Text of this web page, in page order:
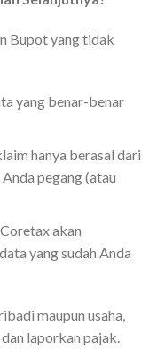
Bupot yang tidak
yang benar-benar
hanya berasal dari
pegang (atau
akan
yang sudah Anda
maupun usaha,
laporkan pajak.